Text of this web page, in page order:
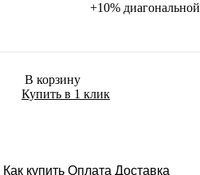
+10% диагональной
В корзину
Купить в 1 клик
Как купить Оплата Доставка